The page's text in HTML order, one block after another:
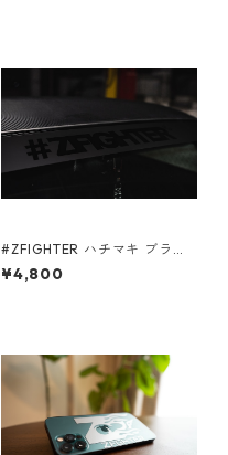
#ZFIGHTER ハチマキ ブラッ
ク
¥4,800